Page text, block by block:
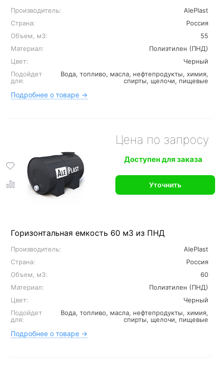
Производитель:
AlePlast
Страна:
Россия
Объем, м3:
55
Материал:
Полиэтилен (ПНД)
Цвет:
Черный
Подойдет
для:
Вода, топливо, масла, нефтепродукты, химия,
спирты, щелочи, пищевые
Подробнее о товаре →
Горизонтальная емкость 60 м3 из ПНД
Производитель:
AlePlast
Страна:
Россия
Объем, м3:
60
Материал:
Полиэтилен (ПНД)
Цвет:
Черный
Подойдет
для:
Вода, топливо, масла, нефтепродукты, химия,
спирты, щелочи, пищевые
Подробнее о товаре →
Цена по запросу
Доступен для заказа
Уточнить